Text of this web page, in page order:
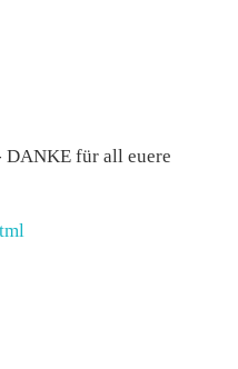
DANKE für all euere